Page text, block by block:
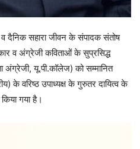
दैनिक सहारा जीवन के संपादक संतोष
व अंग्रेजी कविताओं के सुप्रसिद्ध
अंग्रेजी, यू.पी.कॉलेज) को सम्मानित
के वरिष्ठ उपाध्यक्ष के गुरुतर दायित्व के
गया है।